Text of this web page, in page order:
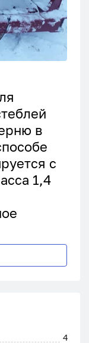
в
с
1,4
4